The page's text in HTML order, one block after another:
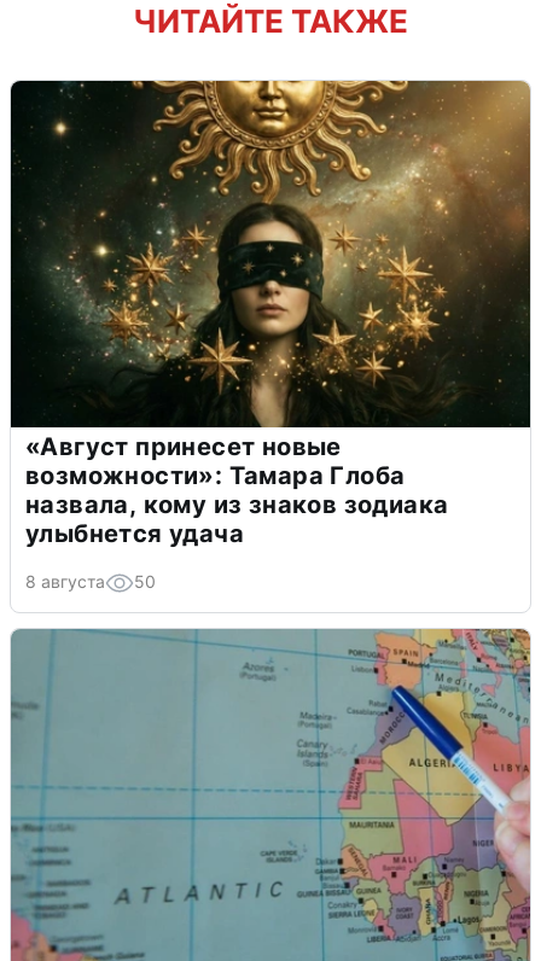
ЧИТАЙТЕ ТАКЖЕ
«Август принесет новые
возможности»: Тамара Глоба
назвала, кому из знаков зодиака
улыбнется удача
8 августа 50